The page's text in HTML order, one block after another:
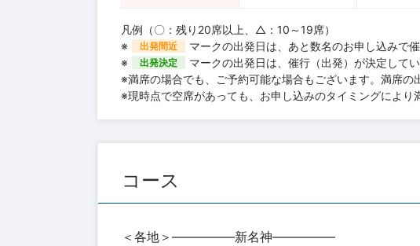
凡例（〇：残り20席以上、△：10～19席）
※
出発間近
マークの出発日は、あと数名のお申し込みで
※
出発決定
マークの出発日は、催行（出発）が決定してい
※満席の場合でも、ご予約可能な場合もございます。満席の
※現時点で空席があっても、お申し込みのタイミングにより
コース
＜各地＞―――――新名神―――――